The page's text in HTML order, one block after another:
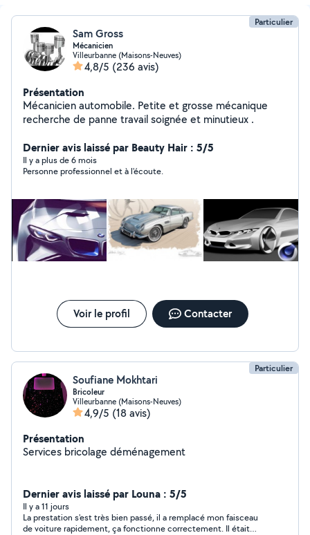
Particulier
Sam Gross
Mécanicien
Villeurbanne (Maisons-Neuves)
4,8/5 (236 avis)
Présentation
Mécanicien automobile. Petite et grosse mécanique
recherche de panne travail soignée et minutieux .
Dernier avis laissé par Beauty Hair : 5/5
Il y a plus de 6 mois
Personne professionnel et à l'écoute.
Voir le profil Contacter
Particulier
Soufiane Mokhtari
Bricoleur
Villeurbanne (Maisons-Neuves)
4,9/5 (18 avis)
Présentation
Services bricolage déménagement
Dernier avis laissé par Louna : 5/5
Il y a 11 jours
La prestation s'est très bien passé, il a remplacé mon faisceau
de voiture rapidement, ça fonctionne correctement. Il était